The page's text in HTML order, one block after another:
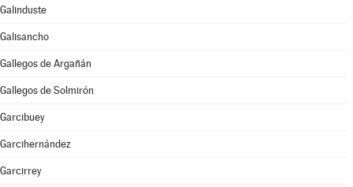
Galinduste
Galisancho
Gallegos de Argañán
Gallegos de Solmirón
Garcibuey
Garcihernández
Garcirrey